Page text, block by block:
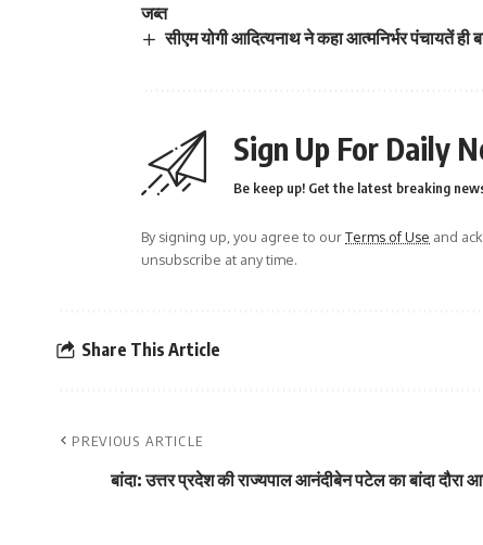
जब्त
सीएम योगी आदित्यनाथ ने कहा आत्मनिर्भर पंचायतें
Sign Up For Daily
Be keep up! Get the latest breaking
By signing up, you agree to ourTerms of Use and
unsubscribe at any time.
Share This Article
PREVIOUS ARTICLE
बांदा: उत्तर प्रदेश की राज्यपाल आनंदीबेन पटेल का बांदा दौरा